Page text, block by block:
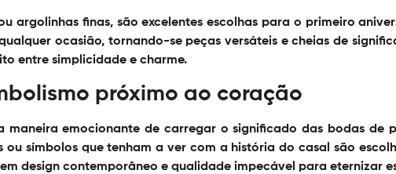
argolinhas finas, são excelentes escolhas para o primeiro
ocasião, tornando-se peças versáteis e cheias de
entre simplicidade e charme.
próximo ao coração
maneira emocionante de carregar o significado das bodas de
símbolos que tenham a ver com a história do casal são
design contemporâneo e qualidade impecável para eternizar